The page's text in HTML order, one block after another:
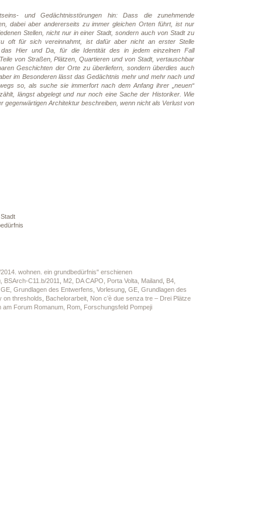
und Gedächtnisstörungen hin: Dass die zunehmende
dabei aber andererseits zu immer gleichen Orten führt, ist nur
Stellen, nicht nur in einer Stadt, sondern auch von Stadt zu
oft für sich vereinnahmt, ist dafür aber nicht an erster Stelle
Hier und Da, für die Identität des in jedem einzelnen Fall
von Straßen, Plätzen, Quartieren und von Stadt, vertauschbar
Geschichten der Orte zu überliefern, sondern überdies auch
im Besonderen lässt das Gedächtnis mehr und mehr nach und
so, als suche sie immerfort nach dem Anfang ihrer „neuen“
längst abgelegt und nur noch eine Sache der Historiker. Wie
gegenwärtigen Architektur beschreiben, wenn nicht als Verlust von
wohnen. ein grundbedürfnis" erschienen
BSArch-C11.b/2011 M2, DA CAPO, Porta Volta, Mailand, B4,
GE, Grundlagen des Entwerfens, Vorlesung, GE, Grundlagen des
on thresholds
Bachelorarbeit, Non c’è due senza tre – Drei Plätze
Forum Romanum, Rom, Forschungsfeld Pompeji